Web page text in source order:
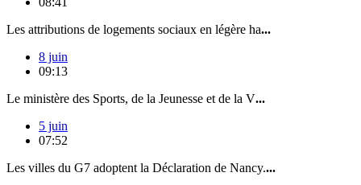
Les attributions de logements sociaux en légère ha...
8 juin
09:13
Le ministère des Sports, de la Jeunesse et de la V...
5 juin
07:52
Les villes du G7 adoptent la Déclaration de Nancy....